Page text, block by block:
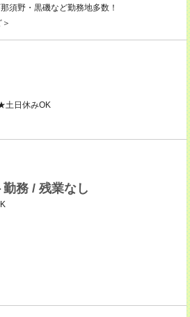
須野・黒磯など勤務地多数！
日休みOK
務 / 残業なし